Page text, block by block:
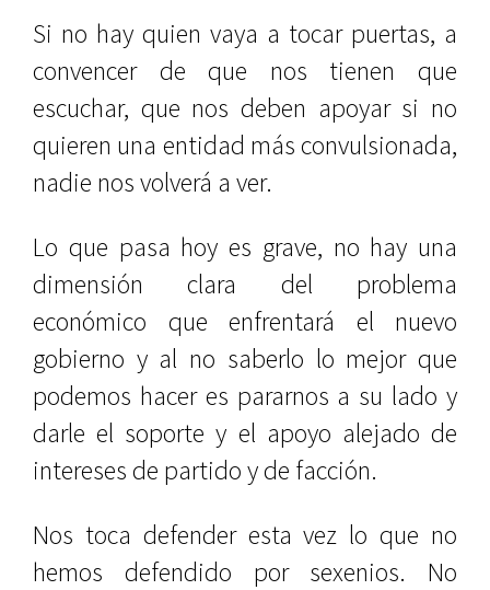
Si no hay quien vaya a tocar puertas, a
convencer de que nos tienen que
escuchar, que nos deben apoyar si no
quieren una entidad más convulsionada,
nadie nos volverá a ver.
Lo que pasa hoy es grave, no hay una
dimensión clara del problema
económico que enfrentará el nuevo
gobierno y al no saberlo lo mejor que
podemos hacer es pararnos a su lado y
darle el soporte y el apoyo alejado de
intereses de partido y de facción.
Nos toca defender esta vez lo que no
hemos defendido por sexenios. No